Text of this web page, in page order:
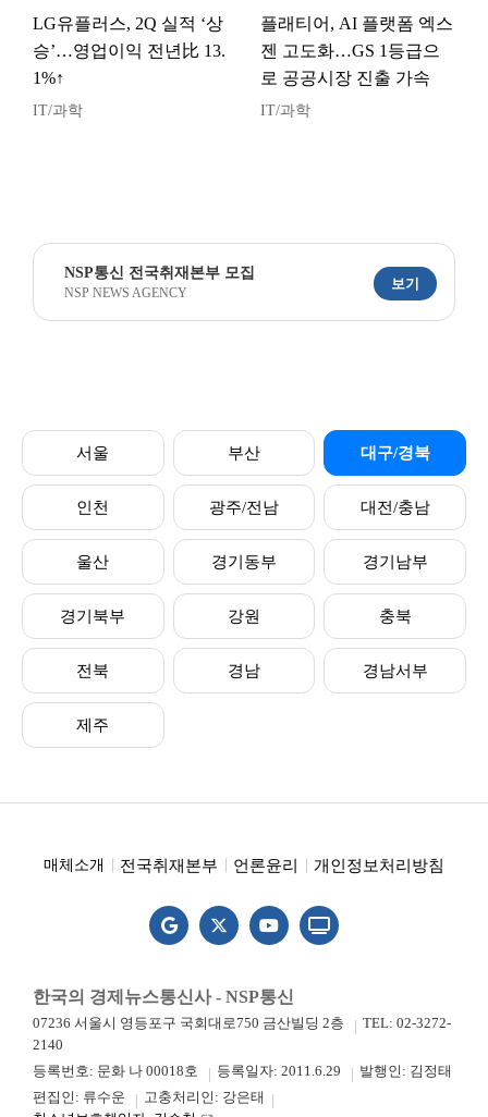
LG유플러스, 2Q 실적 ‘상
승’…영업이익 전년比 13.
1%↑
IT/과학
플래티어, AI 플랫폼 엑스
젠 고도화…GS 1등급으
로 공공시장 진출 가속
IT/과학
NSP통신 전국취재본부 모집
NSP NEWS AGENCY
보기
서울 부산 대구/경북
인천 광주/전남 대전/충남
울산 경기동부 경기남부
경기북부 강원 충북
전북 경남 경남서부
제주
매체소개 전국취재본부 언론윤리 개인정보처리방침
한국의 경제뉴스통신사 - NSP통신
07236 서울시 영등포구 국회대로750 금산빌딩 2층
TEL: 02-3272-
2140
등록번호: 문화 나 00018호
등록일자: 2011.6.29
발행인: 김정태
편집인: 류수운
고충처리인: 강은태